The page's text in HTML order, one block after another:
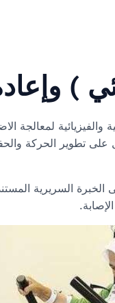
)
لمعالجة
على تطوير الحركة
الخبرة السريرية